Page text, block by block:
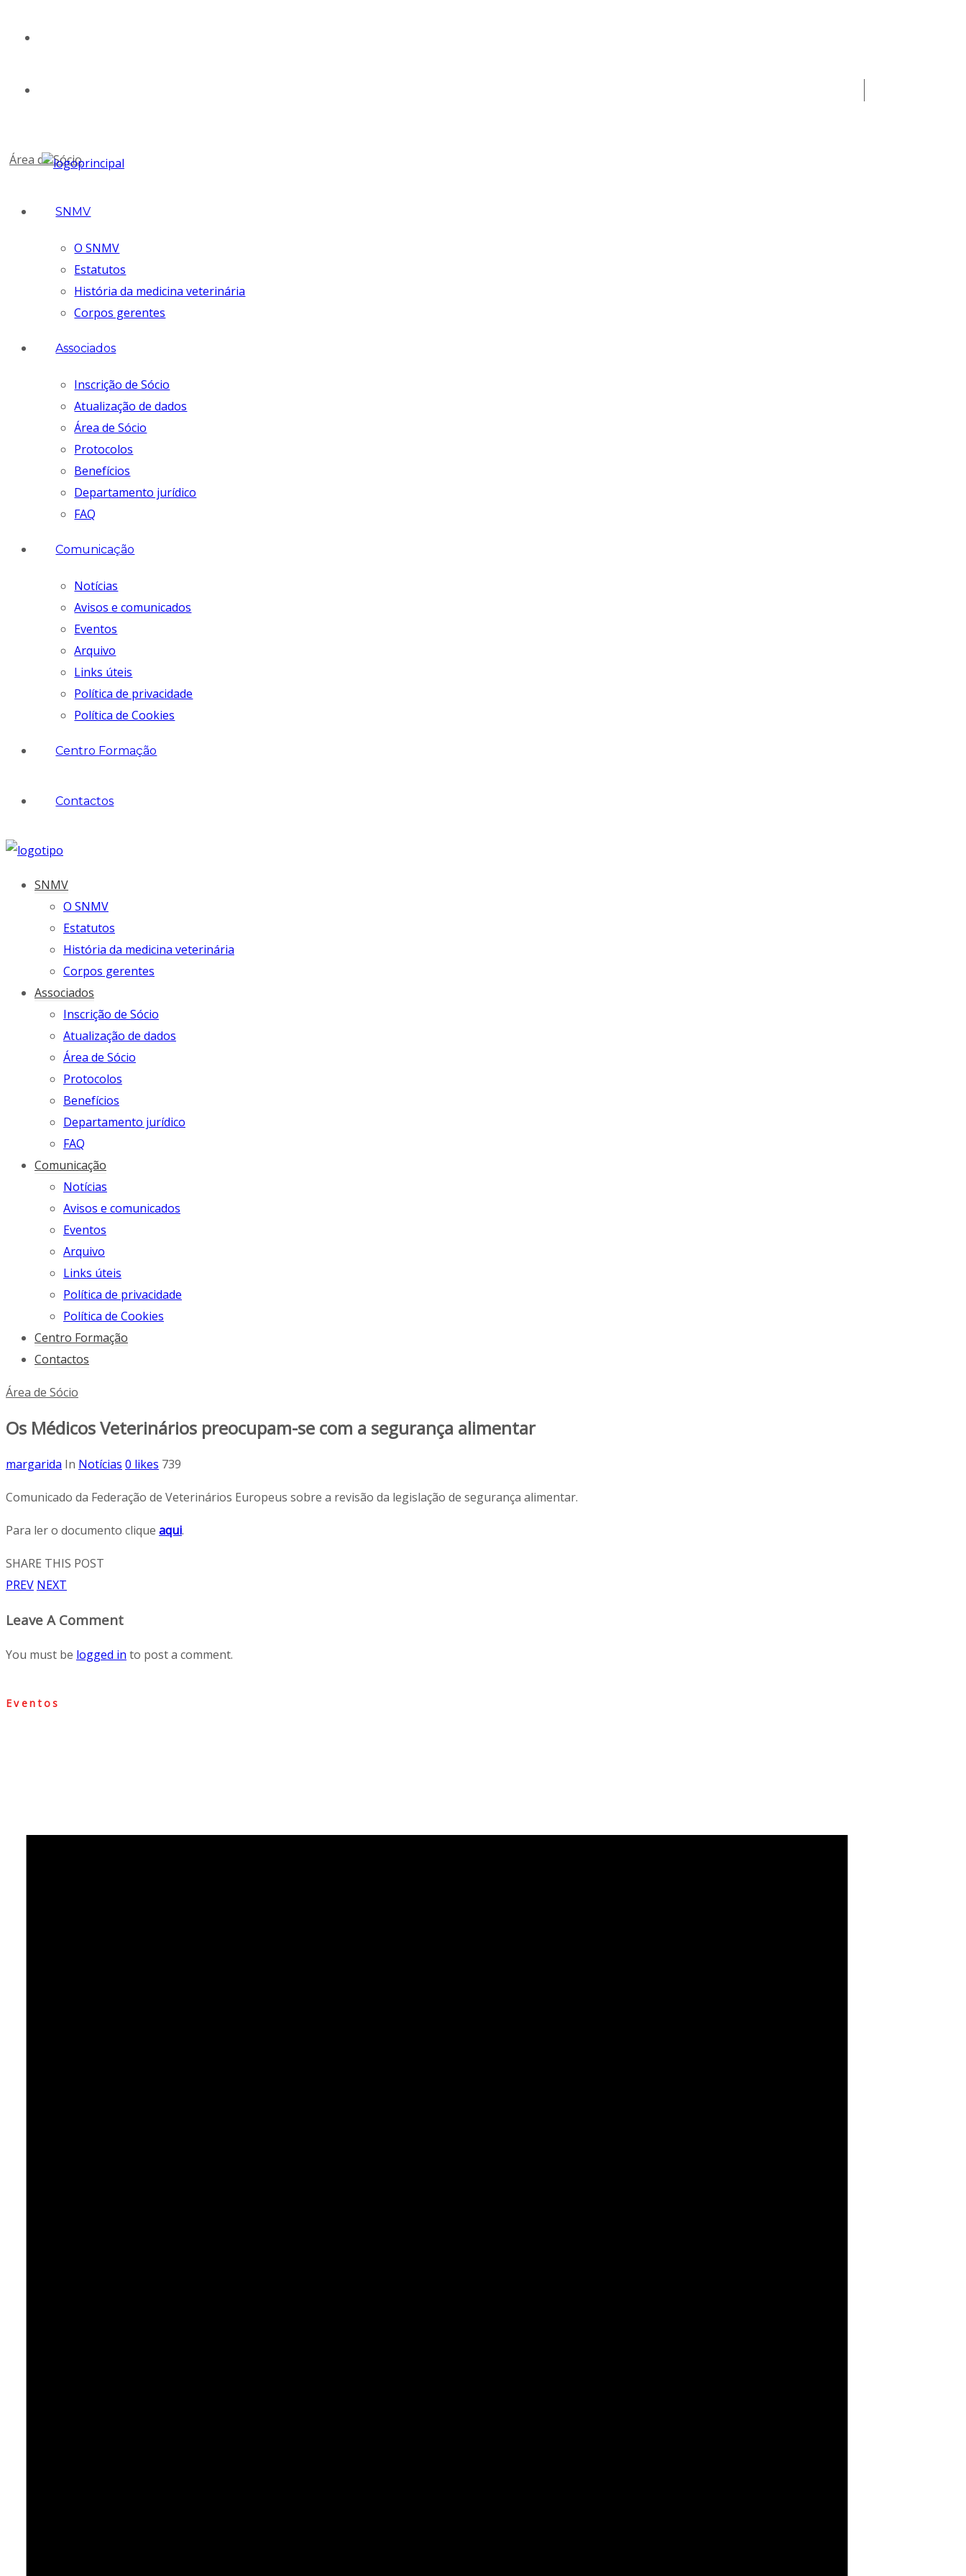
Área de Sócio
SNMV
O SNMV
Estatutos
História da medicina veterinária
Corpos gerentes
Associados
Inscrição de Sócio
Atualização de dados
Área de Sócio
Protocolos
Benefícios
Departamento jurídico
FAQ
Comunicação
Notícias
Avisos e comunicados
Eventos
Arquivo
Links úteis
Política de privacidade
Política de Cookies
Centro Formação
Contactos
SNMV
O SNMV
Estatutos
História da medicina veterinária
Corpos gerentes
Associados
Inscrição de Sócio
Atualização de dados
Área de Sócio
Protocolos
Benefícios
Departamento jurídico
FAQ
Comunicação
Notícias
Avisos e comunicados
Eventos
Arquivo
Links úteis
Política de privacidade
Política de Cookies
Centro Formação
Contactos
Área de Sócio
Os Médicos Veterinários preocupam-se com a segurança alimentar
margarida In Notícias 0 likes 739
Comunicado da Federação de Veterinários Europeus sobre a revisão da legislação de segurança alimentar.
Para ler o documento clique aqui.
SHARE THIS POST
PREV NEXT
Leave A Comment
You must be logged in to post a comment.
Eventos